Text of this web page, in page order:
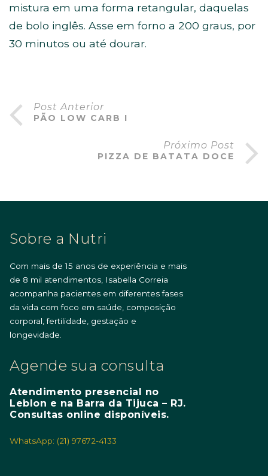
mistura em uma forma retangular, daquelas
de bolo inglês. Asse em forno a 200 graus, por
30 minutos ou até dourar.
Post Anterior
PÃO LOW CARB I
Próximo Post
PIZZA DE BATATA DOCE
Sobre a Nutri
Com mais de 15 anos de experiência e mais
de 8 mil atendimentos, Isabella Correia
acompanha pacientes em diferentes fases
da vida com foco em saúde, composição
corporal, fertilidade, gestação e
longevidade.
Agende sua consulta
Atendimento presencial no
Leblon e na Barra da Tijuca – RJ.
Consultas online disponíveis.
WhatsApp: (21) 97672-4133